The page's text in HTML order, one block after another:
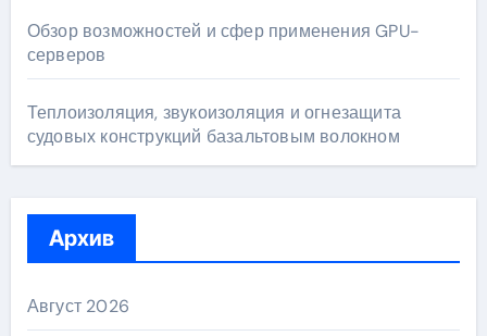
Обзор возможностей и сфер применения GPU-
серверов
Теплоизоляция, звукоизоляция и огнезащита
судовых конструкций базальтовым волокном
Архив
Август 2026